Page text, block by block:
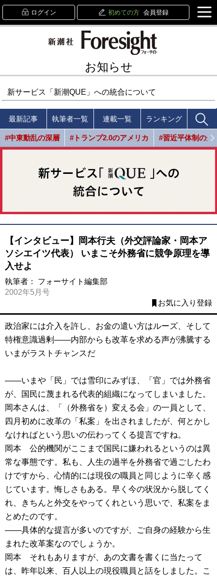
ログイン 初めての方 会員登録
お知らせ
新サービス「新潮QUE」への統合について
最新記事 執筆者一覧 連載一覧 ランキング
#中東動乱の深層 #トランプ2.0のアメリカ #習近平体制の光
【インタビュー】岡本行夫（外交評論家・岡本ア
ソシエイツ代表） いまこそ外務省に競争原理を導
入せよ
執筆者： フォーサイト編集部
2002年5月号
お気に入り登録
政治家には介入を許し、お金の遣い方はルーズ、そして
特権意識過剰――内部からも改革を求める声が沸騰する
いまがラストチャンスだ
――いまや「民」では雪印にみずほ、「官」では外務省
が、国民に蔑まれる代表的組織になってしまいました。
岡本さんは、「（外務省を）変える会」の一員として、
四月初めに改革の「私案」を出されましたが、何とかし
なければという思いの伝わってくる提言ですね。
岡本 公的機関がここまで国民に嫌われるというのは異
常な事態です。私も、人生の過半を外務省で過ごしたわ
けですから、心情的には現役の職員と同じように辛く感
じています。悔しさもある。早く今の状況から脱してく
れ、きちんと外交をやってくれという思いで、私案をま
とめたのです。
――具体的な提言が多いのですが、ご自身の経験から生
まれた改革案なのでしょうか。
岡本 それもありますが、あの文書を書くに当たって
は、昨年以来、百人以上の現役職員と話をしました。こ